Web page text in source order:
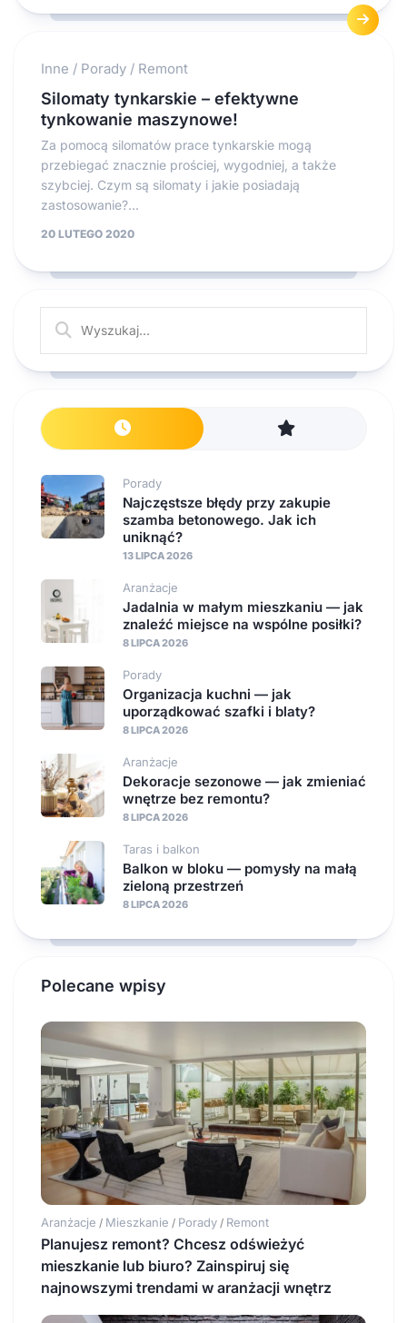
Inne / Porady / Remont
Silomaty tynkarskie – efektywne
tynkowanie maszynowe!
Za pomocą silomatów prace tynkarskie mogą
przebiegać znacznie prościej, wygodniej, a także
szybciej. Czym są silomaty i jakie posiadają
zastosowanie?...
20 LUTEGO 2020
Porady
Najczęstsze błędy przy zakupie
szamba betonowego. Jak ich
uniknąć?
13 LIPCA 2026
Aranżacje
Jadalnia w małym mieszkaniu — jak
znaleźć miejsce na wspólne posiłki?
8 LIPCA 2026
Porady
Organizacja kuchni — jak
uporządkować szafki i blaty?
8 LIPCA 2026
Aranżacje
Dekoracje sezonowe — jak zmieniać
wnętrze bez remontu?
8 LIPCA 2026
Taras i balkon
Balkon w bloku — pomysły na małą
zieloną przestrzeń
8 LIPCA 2026
Polecane wpisy
Aranżacje / Mieszkanie / Porady / Remont
Planujesz remont? Chcesz odświeżyć
mieszkanie lub biuro? Zainspiruj się
najnowszymi trendami w aranżacji wnętrz